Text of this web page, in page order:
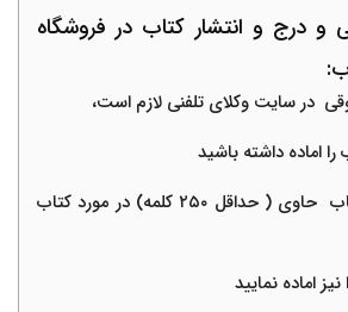
درج و انتشار کتاب در فروشگاه
:
در سایت وکلای تلفنی لازم است،
اماده داشته باشید
حاوی ( حداقل ٢ ۵ ٠ کلمه) در مورد کتاب
اماده نمایید